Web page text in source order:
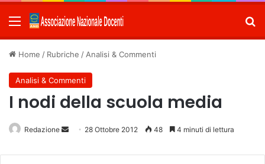
Menu
Home / Rubriche / Analisi & Commenti
Analisi & Commenti
I nodi della scuola media
Redazione
Invia 28 Ottobre 2012 48 4 minuti di lettura